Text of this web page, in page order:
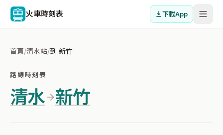
火車時刻表 下載App
首頁/清水站/到 新竹
路線時刻表
清水 新竹